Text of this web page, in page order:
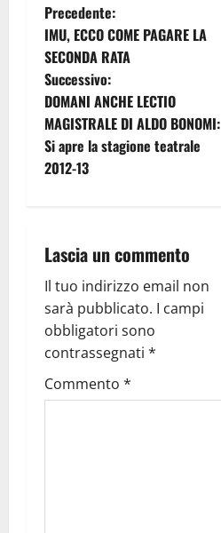
Precedente:
IMU, ECCO COME PAGARE LA
SECONDA RATA
Successivo:
DOMANI ANCHE LECTIO
MAGISTRALE DI ALDO BONOMI:
Si apre la stagione teatrale
2012-13
Lascia un commento
Il tuo indirizzo email non
sarà pubblicato. I campi
obbligatori sono
contrassegnati *
Commento *